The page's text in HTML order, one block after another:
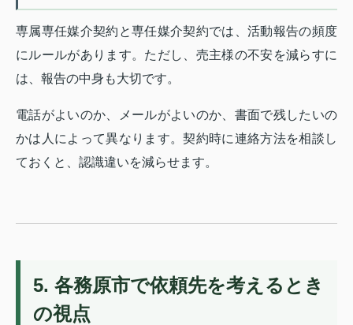
専属専任媒介契約と専任媒介契約では、活動報告の頻度
にルールがあります。ただし、売主様の不安を減らすに
は、報告の中身も大切です。
電話がよいのか、メールがよいのか、書面で残したいの
かは人によって異なります。契約時に連絡方法を相談し
ておくと、認識違いを減らせます。
5. 各務原市で依頼先を考えるとき
の視点